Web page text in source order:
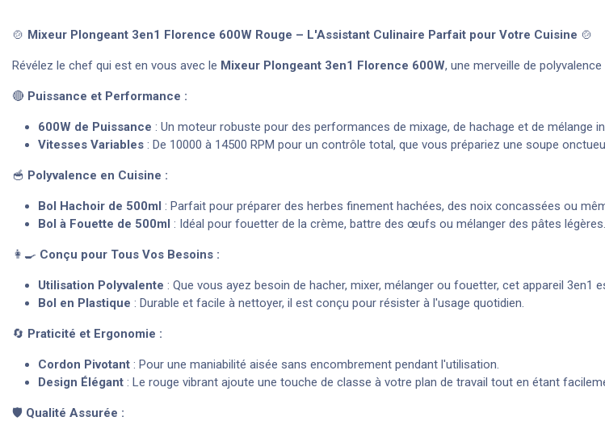
🍲 Mixeur Plongeant 3en1 Florence 600W Rouge – L'Assistant Culinaire Parfait pour Votre Cuisine 🍲
Révélez le chef qui est en vous avec le Mixeur Plongeant 3en1 Florence 600W, une merveille de
🔴 Puissance et Performance :
600W de Puissance : Un moteur robuste pour des performances de mixage, de hachage et de mélange
Vitesses Variables : De 10000 à 14500 RPM pour un contrôle total, que vous prépariez une soupe
🥣 Polyvalence en Cuisine :
Bol Hachoir de 500ml : Parfait pour préparer des herbes finement hachées, des noix concassées ou
Bol à Fouette de 500ml : Idéal pour fouetter de la crème, battre des œufs ou mélanger des pâtes légères.
👩‍🍳 Conçu pour Tous Vos Besoins :
Utilisation Polyvalente : Que vous ayez besoin de hacher, mixer, mélanger ou fouetter, cet appareil 3en1
Bol en Plastique : Durable et facile à nettoyer, il est conçu pour résister à l'usage quotidien.
🔄 Praticité et Ergonomie :
Cordon Pivotant : Pour une maniabilité aisée sans encombrement pendant l'utilisation.
Design Élégant : Le rouge vibrant ajoute une touche de classe à votre plan de travail tout en étant
🛡️ Qualité Assurée :